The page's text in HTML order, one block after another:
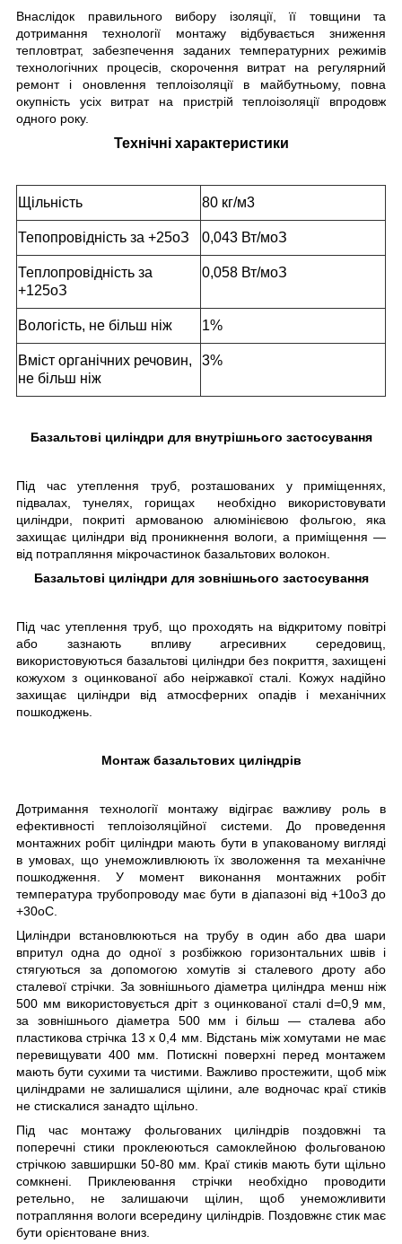
Внаслідок правильного вибору ізоляції, її товщини та
дотримання технології монтажу відбувається зниження
тепловтрат, забезпечення заданих температурних режимів
технологічних процесів, скорочення витрат на регулярний
ремонт і оновлення теплоізоляції в майбутньому, повна
окупність усіх витрат на пристрій теплоізоляції впродовж
одного року.
Технічні характеристики
Щільність 80 кг/м3
Тепопровідність за +25оЗ 0,043 Вт/моЗ
Теплопровідність за
+125оЗ
0,058 Вт/моЗ
Вологість, не більш ніж 1%
Вміст органічних речовин,
не більш ніж
3%
Базальтові циліндри для внутрішнього застосування
Під час утеплення труб, розташованих у приміщеннях,
підвалах, тунелях, горищах необхідно використовувати
циліндри, покриті армованою алюмінієвою фольгою, яка
захищає циліндри від проникнення вологи, а приміщення —
від потрапляння мікрочастинок базальтових волокон.
Базальтові циліндри для зовнішнього застосування
Під час утеплення труб, що проходять на відкритому повітрі
або зазнають впливу агресивних середовищ,
використовуються базальтові циліндри без покриття, захищені
кожухом з оцинкованої або неіржавкої сталі. Кожух надійно
захищає циліндри від атмосферних опадів і механічних
пошкоджень.
Монтаж базальтових циліндрів
Дотримання технології монтажу відіграє важливу роль в
ефективності теплоізоляційної системи. До проведення
монтажних робіт циліндри мають бути в упакованому вигляді
в умовах, що унеможливлюють їх зволоження та механічне
пошкодження. У момент виконання монтажних робіт
температура трубопроводу має бути в діапазоні від +10оЗ до
+30оС.
Циліндри встановлюються на трубу в один або два шари
впритул одна до одної з розбіжкою горизонтальних швів і
стягуються за допомогою хомутів зі сталевого дроту або
сталевої стрічки. За зовнішнього діаметра циліндра менш ніж
500 мм використовується дріт з оцинкованої сталі d=0,9 мм,
за зовнішнього діаметра 500 мм і більш — сталева або
пластикова стрічка 13 х 0,4 мм. Відстань між хомутами не має
перевищувати 400 мм. Потискні поверхні перед монтажем
мають бути сухими та чистими. Важливо простежити, щоб між
циліндрами не залишалися щілини, але водночас краї стиків
не стискалися занадто щільно.
Під час монтажу фольгованих циліндрів поздовжні та
поперечні стики проклеюються самоклейною фольгованою
стрічкою завширшки 50-80 мм. Краї стиків мають бути щільно
сомкнені. Приклеювання стрічки необхідно проводити
ретельно, не залишаючи щілин, щоб унеможливити
потрапляння вологи всередину циліндрів. Поздовжнє стик має
бути орієнтоване вниз.